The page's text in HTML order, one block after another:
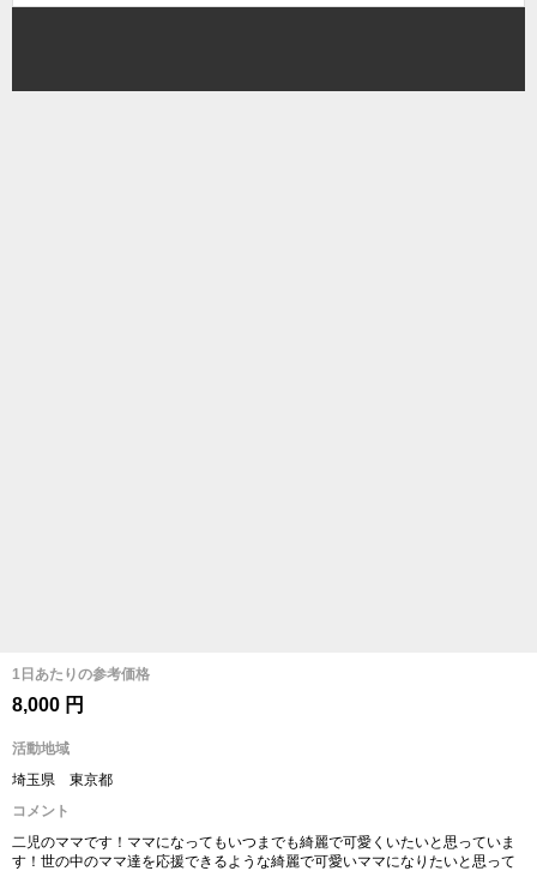
1日あたりの参考価格
8,000 円
活動地域
埼玉県 東京都
コメント
二児のママです！ママになってもいつまでも綺麗で可愛くいたいと思っていま
す！世の中のママ達を応援できるような綺麗で可愛いママになりたいと思って